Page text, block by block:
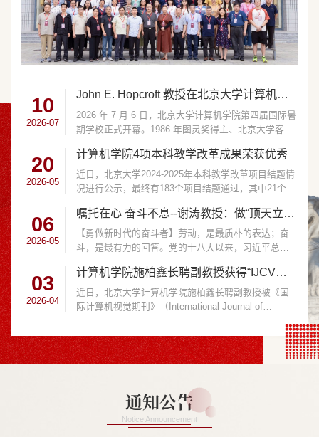
10
2026-07
John E. Hopcroft 教授在北京大学计算机学院 2026 年国际暑期...
2026 年 7 月 6 日，北京大学计算机学院第四届国际暑
期学校正式开幕。1986 年图灵奖得主、北京大学客
20
2026-05
计算机学院4项本科教学改革成果荣获优秀
近日，北京大学2024-2025年本科教学改革项目结题情
况进行公示，最终有183个项目结题通过，其中21个项
06
2026-05
嘱托在心 奋斗不息--谢涛教授：做“顶天立地”的科研
【勇做新时代的奋斗者】劳动，是最质朴的表达；奋
斗，是最有力的回答。党的十八大以来，习近平总书
03
2026-04
计算机学院施柏鑫长聘副教授获得“IJCV杰出编委奖”
近日，北京大学计算机学院施柏鑫长聘副教授被《国
际计算机视觉期刊》（International Journal of
通知公告
Notice Announcement